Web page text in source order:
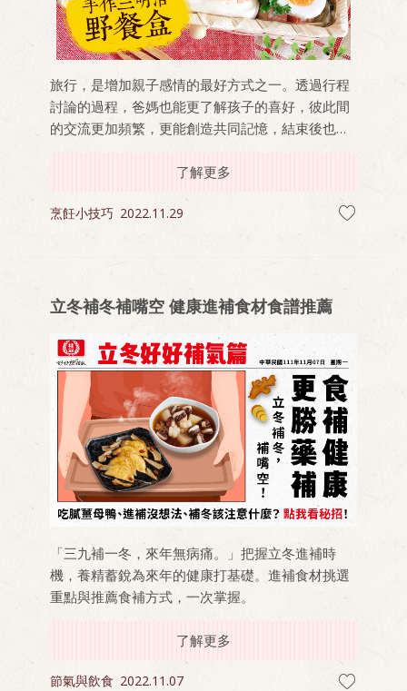
旅行，是增加親子感情的最好方式之一。透過行程
討論的過程，爸媽也能更了解孩子的喜好，彼此間
的交流更加頻繁，更能創造共同記憶，結束後也能
成為親子間的話題之一。 周末是一日郊遊的好選
擇，出遊前跟小孩一起做做小點心，簡單幾個步驟
拉近彼此距離，出遊有吃有玩更開心！
了解更多
烹飪小技巧 2022.11.29
立冬補冬補嘴空 健康進補食材食譜推薦
「三九補一冬，來年無病痛。」把握立冬進補時
機，養精蓄銳為來年的健康打基礎。進補食材挑選
重點與推薦食補方式，一次掌握。
了解更多
節氣與飲食 2022.11.07